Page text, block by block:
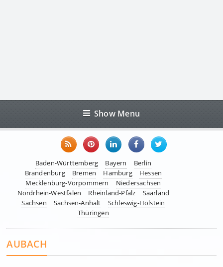
Show Menu
Baden-Württemberg Bayern
Berlin
Brandenburg
Bremen Hamburg
Hessen
Mecklenburg-Vorpommern
Niedersachsen
Nordrhein-Westfalen
Rheinland-Pfalz
Saarland
Sachsen
Sachsen-Anhalt
Schleswig-Holstein
Thüringen
AUBACH